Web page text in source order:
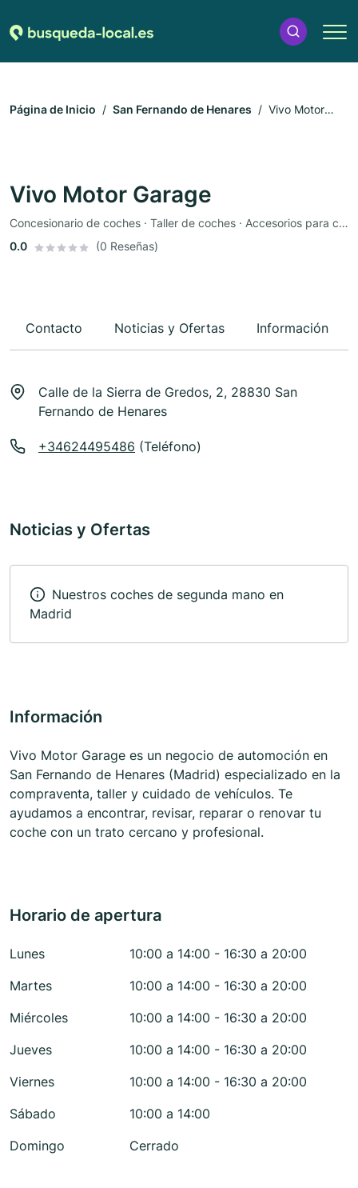
Página de Inicio San Fernando de Henares
Vivo Motor
Vivo Motor Garage
Concesionario de coches · Taller de coches · Accesorios para coches · Repuestos
0.0
(0 Reseñas)
Contacto Noticias y Ofertas Información
Calle de la Sierra de Gredos, 2, 28830 San
Fernando de Henares
+34624495486 (Teléfono)
Noticias y Ofertas
Nuestros coches de segunda mano en
Madrid
Información
Vivo Motor Garage es un negocio de automoción en
San Fernando de Henares (Madrid) especializado en la
compraventa, taller y cuidado de vehículos. Te
ayudamos a encontrar, revisar, reparar o renovar tu
coche con un trato cercano y profesional.
Horario de apertura
Lunes
10:00 a 14:00 - 16:30 a 20:00
Martes
10:00 a 14:00 - 16:30 a 20:00
Miércoles
10:00 a 14:00 - 16:30 a 20:00
Jueves
10:00 a 14:00 - 16:30 a 20:00
Viernes
10:00 a 14:00 - 16:30 a 20:00
Sábado
10:00 a 14:00
Domingo
Cerrado